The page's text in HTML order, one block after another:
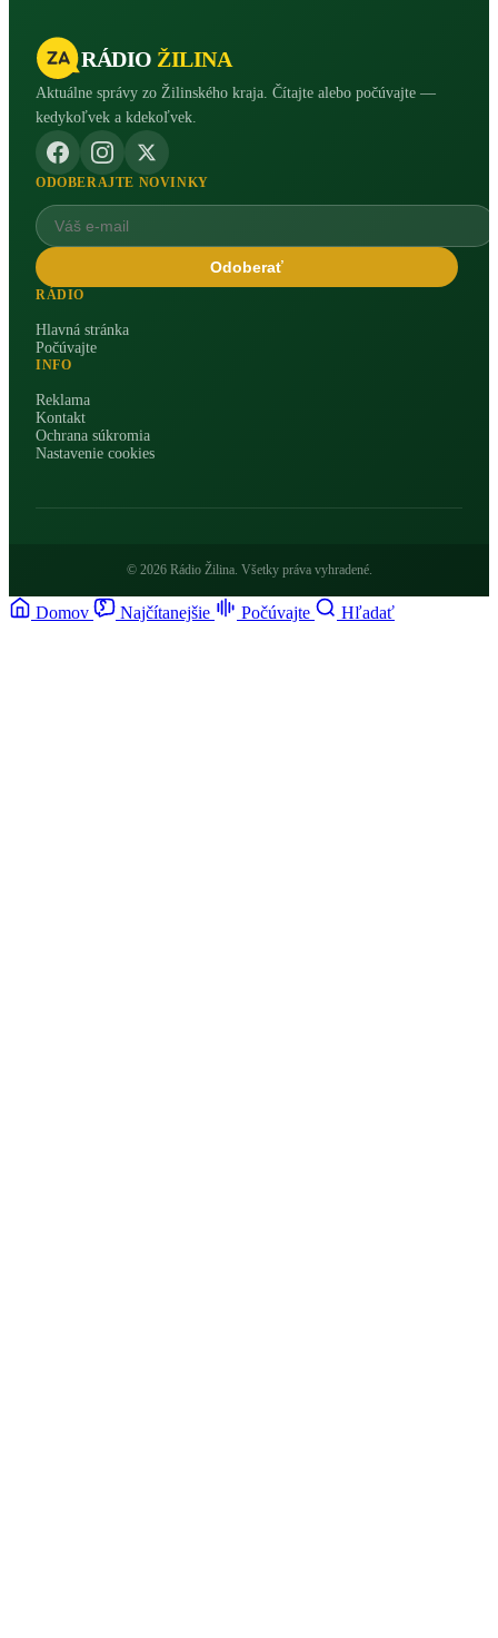
RÁDIO ŽILINA
Aktuálne správy zo Žilinského kraja. Čítajte alebo počúvajte —
kedykoľvek a kdekoľvek.
ODOBERAJTE NOVINKY
Odoberať
RÁDIO
Hlavná stránka
Počúvajte
INFO
Reklama
Kontakt
Ochrana súkromia
Nastavenie cookies
© 2026 Rádio Žilina. Všetky práva vyhradené.
Domov Najčítanejšie Počúvajte Hľadať